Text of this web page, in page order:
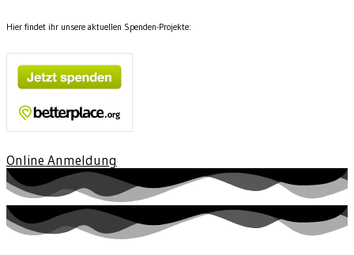
Hier findet ihr unsere aktuellen Spenden-Projekte:
Online Anmeldung